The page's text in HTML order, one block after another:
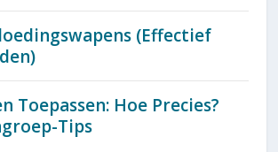
(Effectief
Toepassen: Hoe Precies?
Tips